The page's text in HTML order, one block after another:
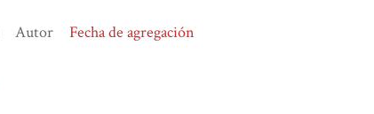
Autor Fecha de agregación